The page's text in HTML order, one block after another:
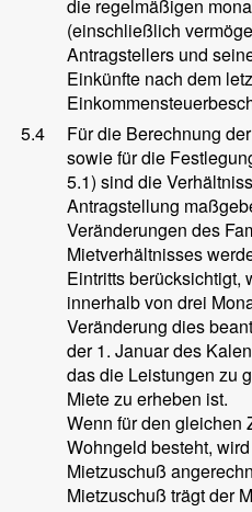
die regelmäßigen
(einschließlich
Antragstellers und
Einkünfte nach dem
5.4
Für die Berechnung
sowie für die
5.1) sind die
Antragstellung
Veränderungen des
Mietverhältnisses
Eintritts berücksichtigt,
innerhalb von drei
Veränderung dies
der 1. Januar des
das die Leistungen zu
Miete zu erheben ist.
Wenn für den gleichen
Wohngeld besteht,
Mietzuschuß
Mietzuschuß trägt der